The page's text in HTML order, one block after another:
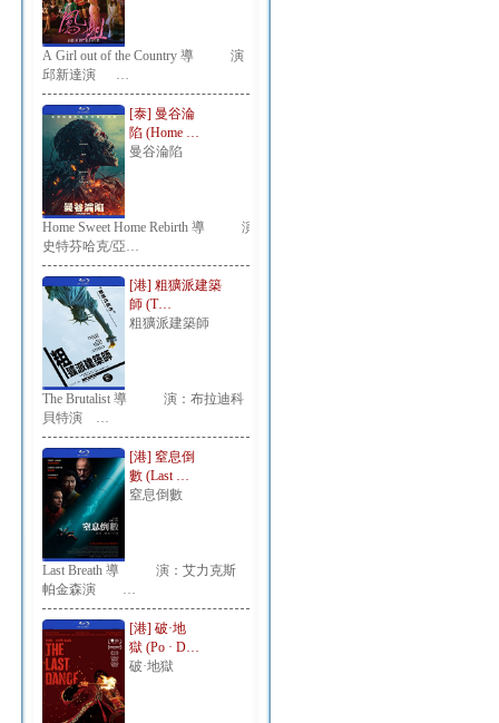
A Girl out of the Country 導 演：
邱新達演 …
[泰] 曼谷淪
陷 (Home …
曼谷淪陷
Home Sweet Home Rebirth 導 演：
史特芬哈克/亞…
[港] 粗獷派建築
師 (T…
粗獷派建築師
The Brutalist 導 演：布拉迪科
貝特演 …
[港] 窒息倒
數 (Last …
窒息倒數
Last Breath 導 演：艾力克斯
帕金森演 …
[港] 破·地
獄 (Po · D…
破·地獄